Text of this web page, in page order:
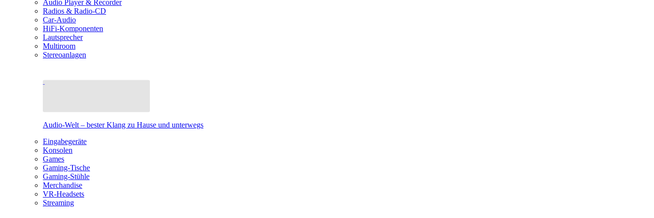
Audio Player & Recorder
Radios & Radio-CD
Car-Audio
HiFi-Komponenten
Lautsprecher
Multiroom
Stereoanlagen
Audio-Welt – bester Klang zu Hause und unterwegs
Eingabegeräte
Konsolen
Games
Gaming-Tische
Gaming-Stühle
Merchandise
VR-Headsets
Streaming